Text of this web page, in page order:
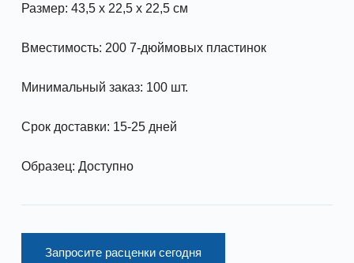
Размер: 43,5 x 22,5 x 22,5 см
Вместимость: 200 7-дюймовых пластинок
Минимальный заказ: 100 шт.
Срок доставки: 15-25 дней
Образец: Доступно
Запросите расценки сегодня